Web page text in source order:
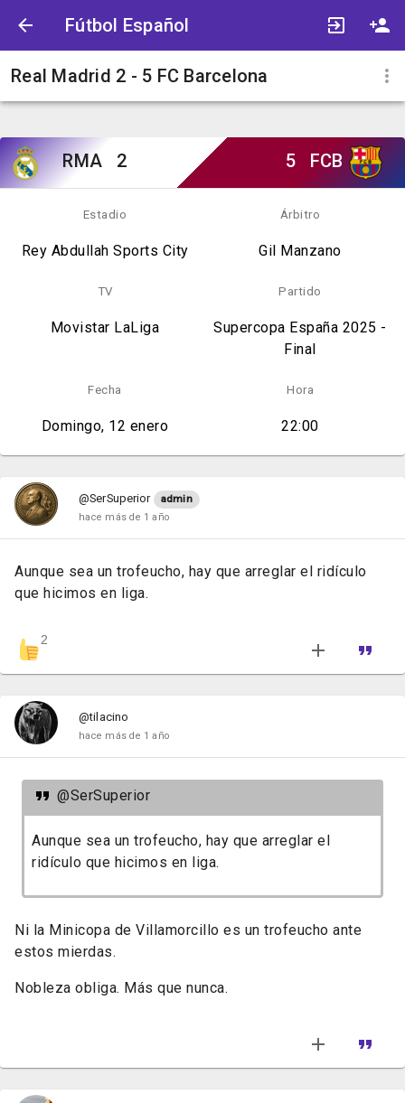
Fútbol Español
Real Madrid 2 - 5 FC Barcelona
RMA 2 5 FCB
Estadio
Rey Abdullah Sports City
Árbitro
Gil Manzano
TV
Movistar LaLiga
Partido
Supercopa España 2025 -
Final
Fecha
Domingo, 12 enero
Hora
22:00
@SerSuperior
admin
hace más de 1 año
Aunque sea un trofeucho, hay que arreglar el ridículo
que hicimos en liga.
2
@tilacino
hace más de 1 año
@SerSuperior
Aunque sea un trofeucho, hay que arreglar el
ridículo que hicimos en liga.
Ni la Minicopa de Villamorcillo es un trofeucho ante
estos mierdas.
Nobleza obliga. Más que nunca.